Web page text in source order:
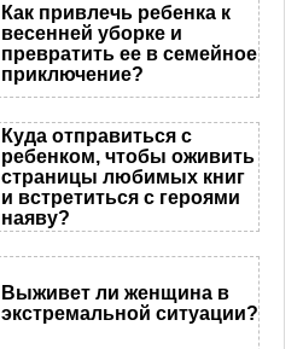
Как привлечь ребенка к
весенней уборке и
превратить ее в семейное
приключение?
Куда отправиться с
ребенком, чтобы оживить
страницы любимых книг
и встретиться с героями
наяву?
Выживет ли женщина в
экстремальной ситуации?